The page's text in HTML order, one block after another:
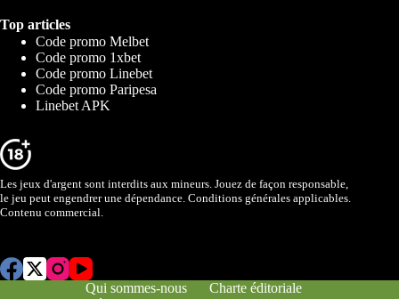
Top articles
Code promo Melbet
Code promo 1xbet
Code promo Linebet
Code promo Paripesa
Linebet APK
Les jeux d'argent sont interdits aux mineurs. Jouez de façon responsable,
le jeu peut engendrer une dépendance. Conditions générales applicables.
Contenu commercial.
Qui sommes-nous
Charte éditoriale